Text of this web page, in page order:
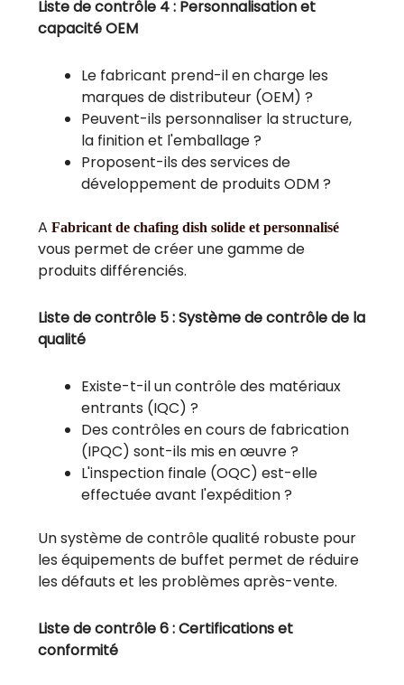
Liste de contrôle 4 : Personnalisation et
capacité OEM
Le fabricant prend-il en charge les
marques de distributeur (OEM) ?
Peuvent-ils personnaliser la structure,
la finition et l'emballage ?
Proposent-ils des services de
développement de produits ODM ?
AFabricant de chafing dish solide et personnalisé
vous permet de créer une gamme de
produits différenciés.
Liste de contrôle 5 : Système de contrôle de la
qualité
Existe-t-il un contrôle des matériaux
entrants (IQC) ?
Des contrôles en cours de fabrication
(IPQC) sont-ils mis en œuvre ?
L'inspection finale (OQC) est-elle
effectuée avant l'expédition ?
Un système de contrôle qualité robuste pour
les équipements de buffet permet de réduire
les défauts et les problèmes après-vente.
Liste de contrôle 6 : Certifications et
conformité